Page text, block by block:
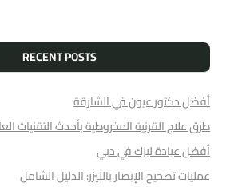
RECENT POSTS
أفضل دكتور عيون في الشارقة
طرق علاج القرنية المخروطية بأحدث التقنيات
أفضل عیادة لیزك في دبي
عمليات تصحيح الإبصار بالليزر: الدليل الشامل